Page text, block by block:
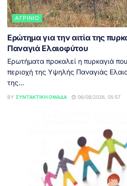
ΑΓΡΊΝΙΟ
Ερώτημα για την αιτία της
Παναγιά Ελαιοφύτου
Ερωτήματα προκαλεί η πυρκαγιά
περιοχή της Υψηλής Παναγιάς
της...
BY ΣΥΝΤΑΚΤΙΚΉ ΟΜΆΔΑ 06/08/2026, 05:57